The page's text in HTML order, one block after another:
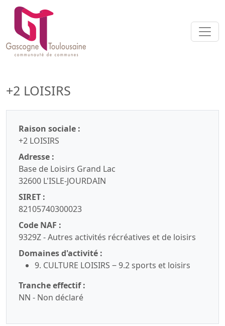
+2 LOISIRS
Raison sociale :
+2 LOISIRS
Adresse :
Base de Loisirs Grand Lac
32600 L'ISLE-JOURDAIN
SIRET :
82105740300023
Code NAF :
9329Z - Autres activités récréatives et de loisirs
Domaines d'activité :
9. CULTURE LOISIRS ‒ 9.2 sports et loisirs
Tranche effectif :
NN - Non déclaré